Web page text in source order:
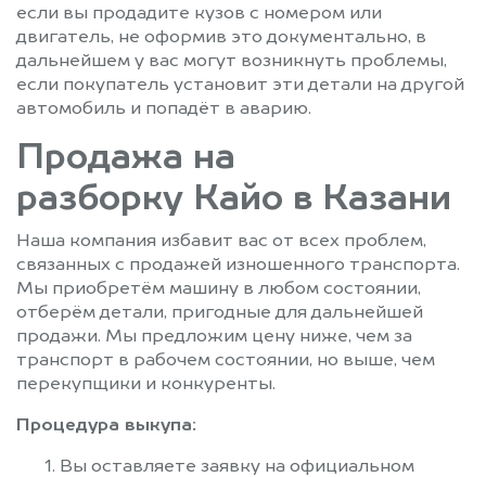
если вы продадите кузов с номером или
двигатель, не оформив это документально, в
дальнейшем у вас могут возникнуть проблемы,
если покупатель установит эти детали на другой
автомобиль и попадёт в аварию.
Продажа на
разборку Кайо в Казани
Наша компания избавит вас от всех проблем,
связанных с продажей изношенного транспорта.
Мы приобретём машину в любом состоянии,
отберём детали, пригодные для дальнейшей
продажи. Мы предложим цену ниже, чем за
транспорт в рабочем состоянии, но выше, чем
перекупщики и конкуренты.
Процедура выкупа:
Вы оставляете заявку на официальном